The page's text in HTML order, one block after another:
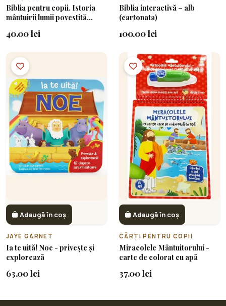
Biblia pentru copii. Istoria
mântuirii lumii povestită
40.00 lei
Biblia interactivă – alb
(cartonata)
100.00 lei
Adaugă în coș
JAYE GARNET
Ia te uită! Noe - privește și
explorează
63.00 lei
Adaugă în coș
CĂRȚI PENTRU COPII
Miracolele Mântuitorului -
carte de colorat cu apă
37.00 lei